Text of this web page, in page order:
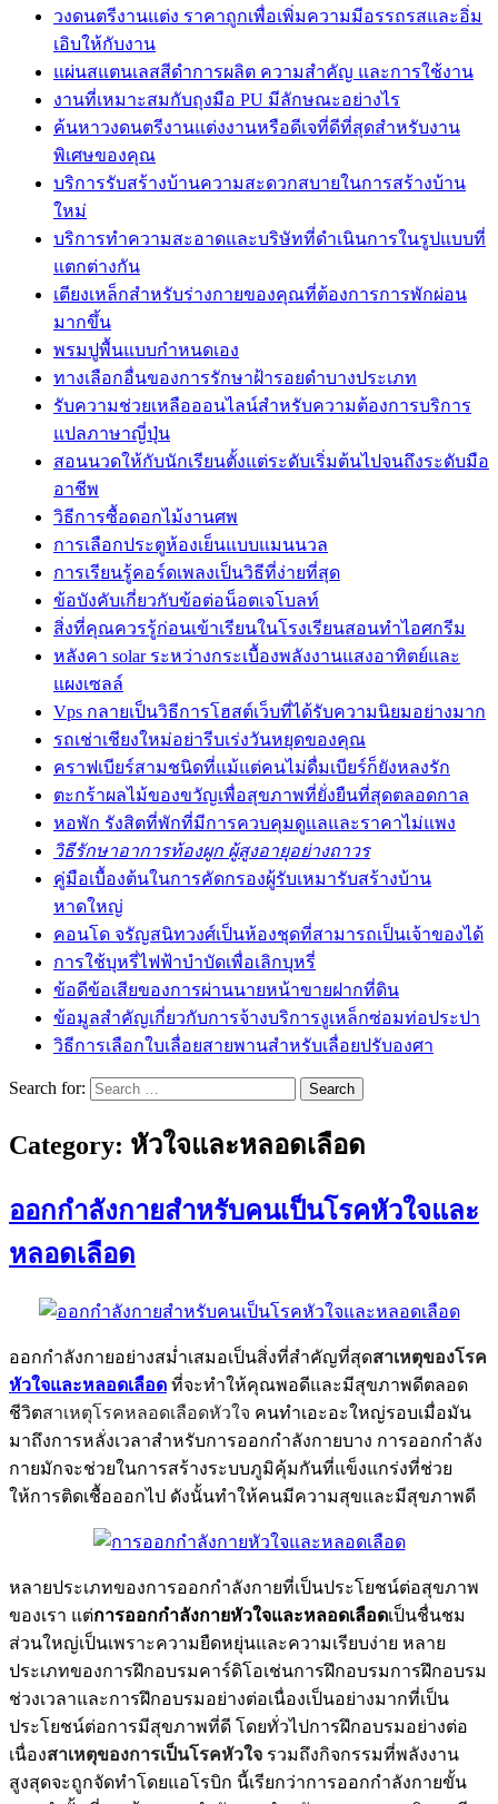
วงดนตรีงานแต่ง ราคาถูกเพื่อเพิ่มความมีอรรถรสและอิ่ม
เอิบให้กับงาน
แผ่นสแตนเลสสีดำการผลิต ความสำคัญ และการใช้งาน
งานที่เหมาะสมกับถุงมือ PU มีลักษณะอย่างไร
ค้นหาวงดนตรีงานแต่งงานหรือดีเจที่ดีที่สุดสำหรับงาน
พิเศษของคุณ
บริการรับสร้างบ้านความสะดวกสบายในการสร้างบ้าน
ใหม่
บริการทำความสะอาดและบริษัทที่ดำเนินการในรูปแบบที่
แตกต่างกัน
เตียงเหล็กสำหรับร่างกายของคุณที่ต้องการการพักผ่อน
มากขึ้น
พรมปูพื้นแบบกำหนดเอง
ทางเลือกอื่นของการรักษาฝ้ารอยดำบางประเภท
รับความช่วยเหลือออนไลน์สำหรับความต้องการบริการ
แปลภาษาญี่ปุ่น
สอนนวดให้กับนักเรียนตั้งแต่ระดับเริ่มต้นไปจนถึงระดับมือ
อาชีพ
วิธีการซื้อดอกไม้งานศพ
การเลือกประตูห้องเย็นแบบแมนนวล
การเรียนรู้คอร์ดเพลงเป็นวิธีที่ง่ายที่สุด
ข้อบังคับเกี่ยวกับข้อต่อน็อตเจโบลท์
สิ่งที่คุณควรรู้ก่อนเข้าเรียนในโรงเรียนสอนทำไอศกรีม
หลังคา solar ระหว่างกระเบื้องพลังงานแสงอาทิตย์และ
แผงเซลล์
Vps กลายเป็นวิธีการโฮสต์เว็บที่ได้รับความนิยมอย่างมาก
รถเช่าเชียงใหม่อย่ารีบเร่งวันหยุดของคุณ
คราฟเบียร์สามชนิดที่แม้แต่คนไม่ดื่มเบียร์ก็ยังหลงรัก
ตะกร้าผลไม้ของขวัญเพื่อสุขภาพที่ยั่งยืนที่สุดตลอดกาล
หอพัก รังสิตที่พักที่มีการควบคุมดูแลและราคาไม่แพง
วิธีรักษาอาการท้องผูก ผู้สูงอายุอย่างถาวร
คู่มือเบื้องต้นในการคัดกรองผู้รับเหมารับสร้างบ้าน
หาดใหญ่
คอนโด จรัญสนิทวงศ์เป็นห้องชุดที่สามารถเป็นเจ้าของได้
การใช้บุหรี่ไฟฟ้าบำบัดเพื่อเลิกบุหรี่
ข้อดีข้อเสียของการผ่านนายหน้าขายฝากที่ดิน
ข้อมูลสำคัญเกี่ยวกับการจ้างบริการงูเหล็กซ่อมท่อประปา
วิธีการเลือกใบเลื่อยสายพานสำหรับเลื่อยปรับองศา
Search for:
Category: หัวใจและหลอดเลือด
ออกกำลังกายสำหรับคนเป็นโรคหัวใจและ
หลอดเลือด
ออกกำลังกายอย่างสม่ำเสมอเป็นสิ่งที่สำคัญที่สุดสาเหตุของโรค
หัวใจและหลอดเลือด ที่จะทำให้คุณพอดีและมีสุขภาพดีตลอด
ชีวิตสาเหตุโรคหลอดเลือดหัวใจ คนทำเอะอะใหญ่รอบเมื่อมัน
มาถึงการหลั่งเวลาสำหรับการออกกำลังกายบาง การออกกำลัง
กายมักจะช่วยในการสร้างระบบภูมิคุ้มกันที่แข็งแกร่งที่ช่วย
ให้การติดเชื้อออกไป ดังนั้นทำให้คนมีความสุขและมีสุขภาพดี
หลายประเภทของการออกกำลังกายที่เป็นประโยชน์ต่อสุขภาพ
ของเรา แต่การออกกำลังกายหัวใจและหลอดเลือดเป็นชื่นชม
ส่วนใหญ่เป็นเพราะความยืดหยุ่นและความเรียบง่าย หลาย
ประเภทของการฝึกอบรมคาร์ดิโอเช่นการฝึกอบรมการฝึกอบรม
ช่วงเวลาและการฝึกอบรมอย่างต่อเนื่องเป็นอย่างมากที่เป็น
ประโยชน์ต่อการมีสุขภาพที่ดี โดยทั่วไปการฝึกอบรมอย่างต่อ
เนื่องสาเหตุของการเป็นโรคหัวใจ รวมถึงกิจกรรมที่พลังงาน
สูงสุดจะถูกจัดทำโดยแอโรบิก นี้เรียกว่าการออกกำลังกายขั้น